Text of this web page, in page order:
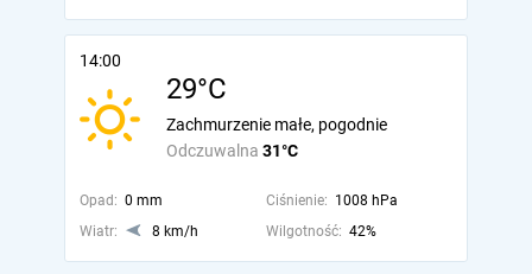
14:00
29°C
Odczuwalna 31°C
Zachmurzenie małe, pogodnie
Opad: 0 mm Ciśnienie: 1008 hPa
Wiatr:
8 km/h Wilgotność: 42%